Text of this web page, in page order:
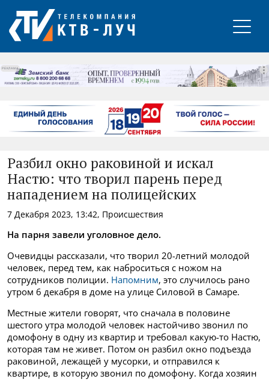
РЕКЛАМА
Разбил окно раковиной и искал
Настю: что творил парень перед
нападением на полицейских
7 Декабря 2023, 13:42, Происшествия
На парня завели уголовное дело.
Очевидцы рассказали, что творил 20-летний молодой
человек, перед тем, как наброситься с ножом на
сотрудников полиции. Напомним, это случилось рано
утром 6 декабря в доме на улице Силовой в Самаре.
Местные жители говорят, что сначала в половине
шестого утра молодой человек настойчиво звонил по
домофону в одну из квартир и требовал какую-то Настю,
которая там не живет. Потом он разбил окно подъезда
раковиной, лежащей у мусорки, и отправился к
квартире, в которую звонил по домофону. Когда хозяин